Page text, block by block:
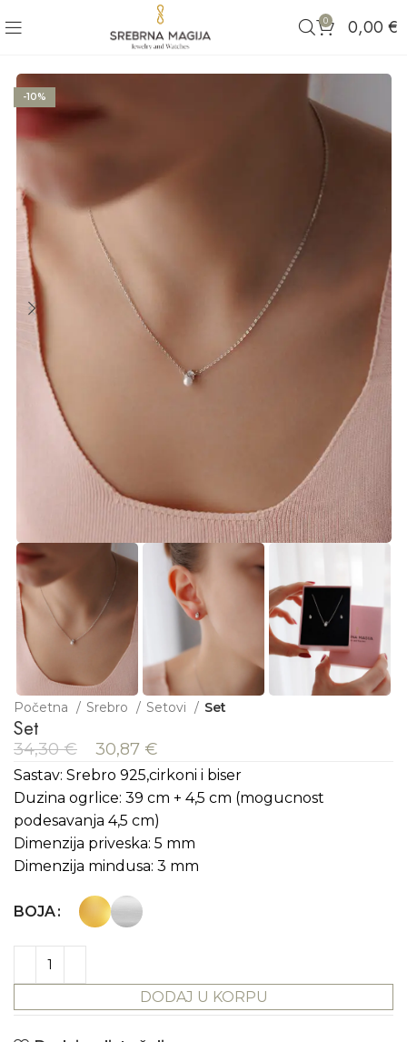
0 0,00 €
-10%
Početna Srebro Setovi Set
Set
34,30€ 30,87 €
Sastav: Srebro 925,cirkoni i biser
Duzina ogrlice: 39 cm + 4,5 cm (mogucnost
podesavanja 4,5 cm)
Dimenzija priveska: 5 mm
Dimenzija mindusa: 3 mm
BOJA
DODAJ U KORPU